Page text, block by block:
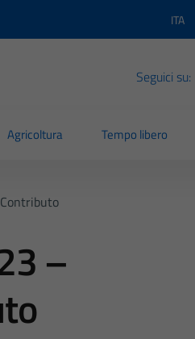
ITA
Seguici su:
Agricoltura Tempo libero
–